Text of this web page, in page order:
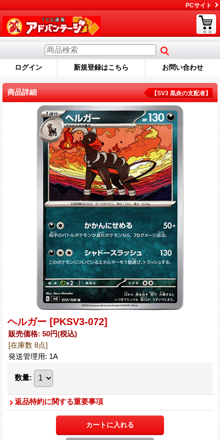
PCサイト
ログイン 新規登録はこちら お問い合わせ
商品詳細 【SV3 黒炎の支配者】
ヘルガー [PKSV3-072]
販売価格: 50円(税込)
[在庫数 8点]
発送管理用: 1A
数量:
返品特約に関する重要事項